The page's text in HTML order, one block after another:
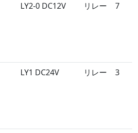
LY2-0 DC12V リレー 7
LY1 DC24V リレー 3